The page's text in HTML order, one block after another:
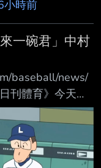
」 薩托里亞在
照片、他在球場
台南夜市、海
中則用
很有趣，承認
我也覺得關注這
我不會帶著這個
討論這件事的
開始練投了，真
小時前
一碗君」中村
baseball/news/
刊體育》今天凌
建議， 他認為西
借重老將的經
軍調整中的栗山
）、炭谷銀仁朗